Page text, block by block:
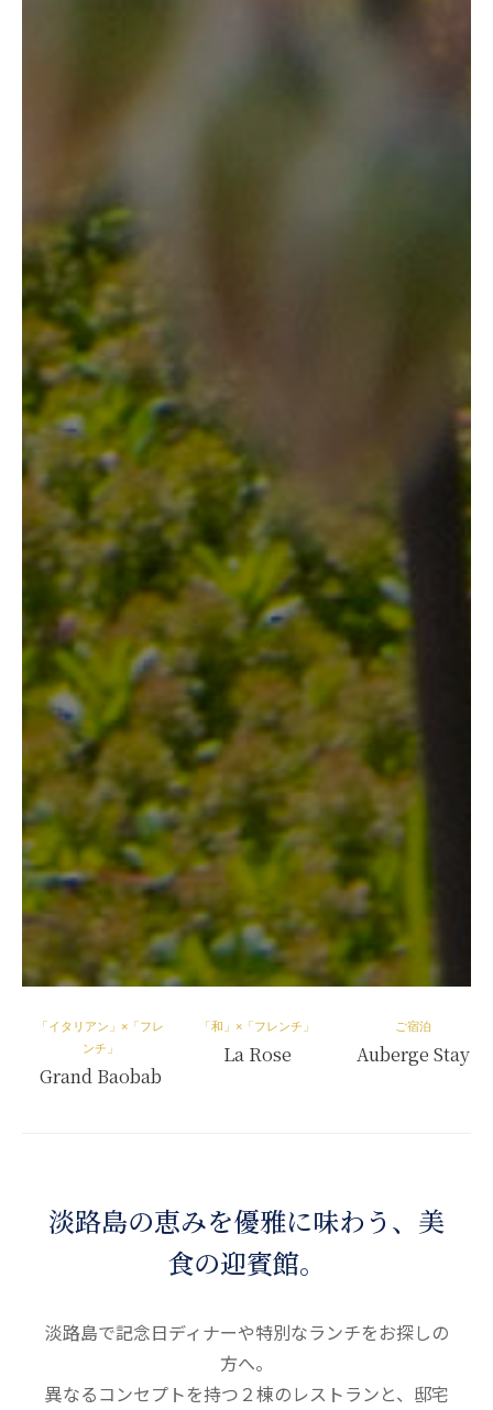
「イタリアン」×「フレ
ンチ」
Grand Baobab
「和」×「フレンチ」
La Rose
ご宿泊
Auberge Stay
淡路島の恵みを優雅に味わう、美
食の迎賓館。
淡路島で記念日ディナーや特別なランチをお探しの
方へ。
異なるコンセプトを持つ２棟のレストランと、邸宅